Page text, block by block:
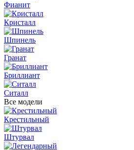
Фианит
Кристалл
Шпинель
Гранат
Бриллиант
Ситалл
Все модели
Крестильный
Штурвал